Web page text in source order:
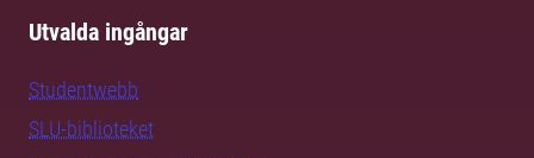
Utvalda ingångar
Studentwebb
SLU-biblioteket